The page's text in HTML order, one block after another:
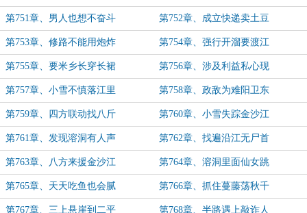
第751章、男人也想不奋斗 第752章、成立快递卖土豆
第753章、修路不能用炮炸 第754章、强行开溜要渡江
第755章、要米乡长穿长裙 第756章、涉及利益私心现
第757章、小雪不慎落江里 第758章、政敌为难阳卫东
第759章、四方联动找八斤 第760章、小雪失踪金沙江
第761章、发现溶洞有人声 第762章、找遍沿江无尸首
第763章、八方来援金沙江 第764章、溶洞里面仙女跳
第765章、天天吃鱼也会腻 第766章、抓住蔓藤荡秋千
第767章、三上悬崖到二平 第768章、半路遇上敲诈人